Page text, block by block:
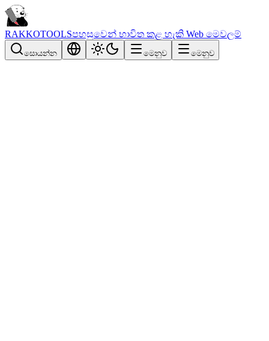
RAKKOTOOLSපහසුවෙන් භාවිත කළ හැකි Web මෙවලම්
සොයන්න මෙනුව මෙනුව